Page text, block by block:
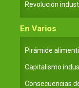
Revolución
En Varios
Pirámide
Capitalismo
Consecuencias